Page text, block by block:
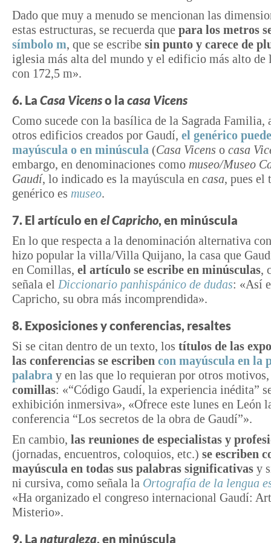
Dado que muy a menudo se mencionan las
estas estructuras, se recuerda que para los metros
símbolo m, que se escribe sin punto y carece de
iglesia más alta del mundo y el edificio más alto de
con 172,5 m».
6. La Casa Vicenso la casa Vicens
Como sucede con la basílica de la Sagrada Familia,
otros edificios creados por Gaudí, el genérico
mayúscula o en minúscula (Casa Vicens o casa
embargo, en denominaciones como museo/Museo
Gaudí, lo indicado es la mayúscula en casa, pues el
genérico es museo.
7. El artículo en el Capricho, en minúscula
En lo que respecta a la denominación alternativa
hizo popular la villa/Villa Quijano, la casa que
en Comillas, el artículo se escribe en minúsculas,
señala el Diccionario panhispánico de dudas: «Así
Capricho, su obra más incomprendida».
8. Exposiciones y conferencias, resaltes
Si se citan dentro de un texto, los títulos de las
las conferencias se escriben con mayúscula en la
palabra y en las que lo requieran por otros
comillas: «“Código Gaudí, la experiencia inédita”
exhibición inmersiva», «Ofrece este lunes en León
conferencia “Los secretos de la obra de Gaudí”».
En cambio, las reuniones de especialistas y
(jornadas, encuentros, coloquios, etc.) se escriben
mayúscula en todas sus palabras significativas y
ni cursiva, como señala la Ortografía de la lengua
«Ha organizado el congreso internacional Gaudí:
Misterio».
9. La naturaleza, en minúscula